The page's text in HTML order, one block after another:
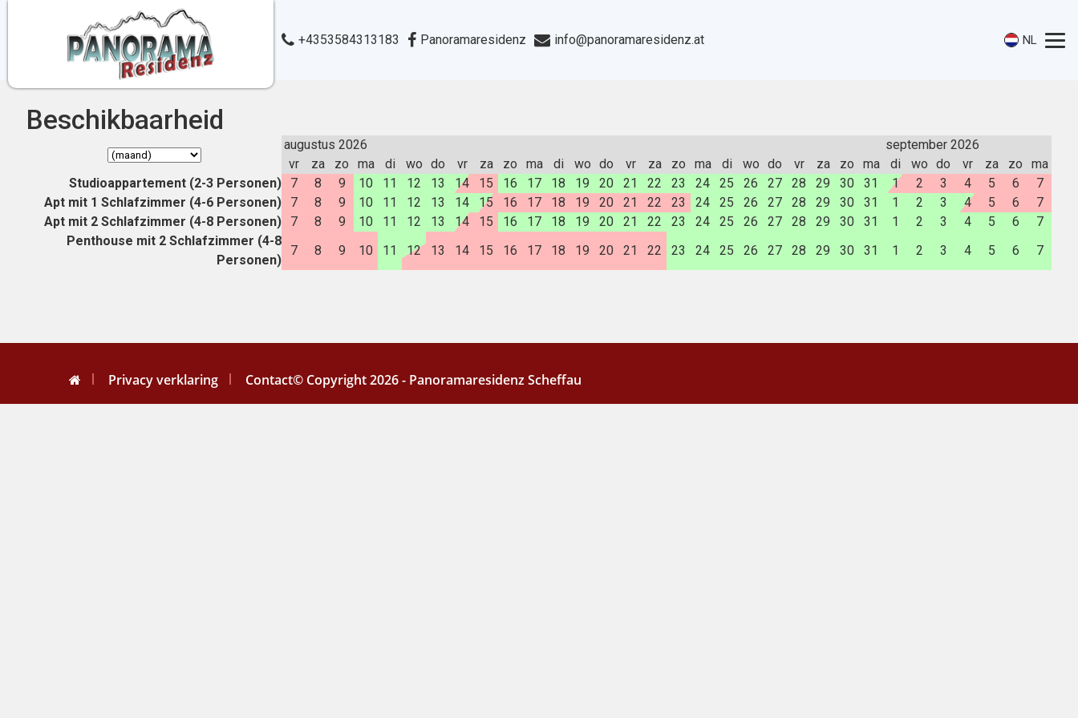
+4353584313183 Panoramaresidenz info@panoramaresidenz.at NL
Beschikbaarheid
augustus 2026
september 2026
vr
za zo ma di wo do vr za zo ma di wo do vr za zo ma di wo do vr za zo ma di wo do vr za zo
ma
Studioappartement (2-3 Personen)
7 8 9 10 11 12 13 14 15 16 17 18 19 20 21 22 23 24 25 26 27 28 29 30 31 1 2 3 4 5 6
7
Apt mit 1 Schlafzimmer (4-6 Personen)
7 8 9 10 11 12 13 14 15 16 17 18 19 20 21 22 23 24 25 26 27 28 29 30 31 1 2 3 4 5 6
7
Apt mit 2 Schlafzimmer (4-8 Personen)
7 8 9 10 11 12 13 14 15 16 17 18 19 20 21 22 23 24 25 26 27 28 29 30 31 1 2 3 4 5 6
7
Penthouse mit 2 Schlafzimmer (4-8
Personen)
7 8 9 10 11 12 13 14 15 16 17 18 19 20 21 22 23 24 25 26 27 28 29 30 31 1 2 3 4 5 6 7
Privacy verklaring Contact© Copyright 2026 - Panoramaresidenz Scheffau